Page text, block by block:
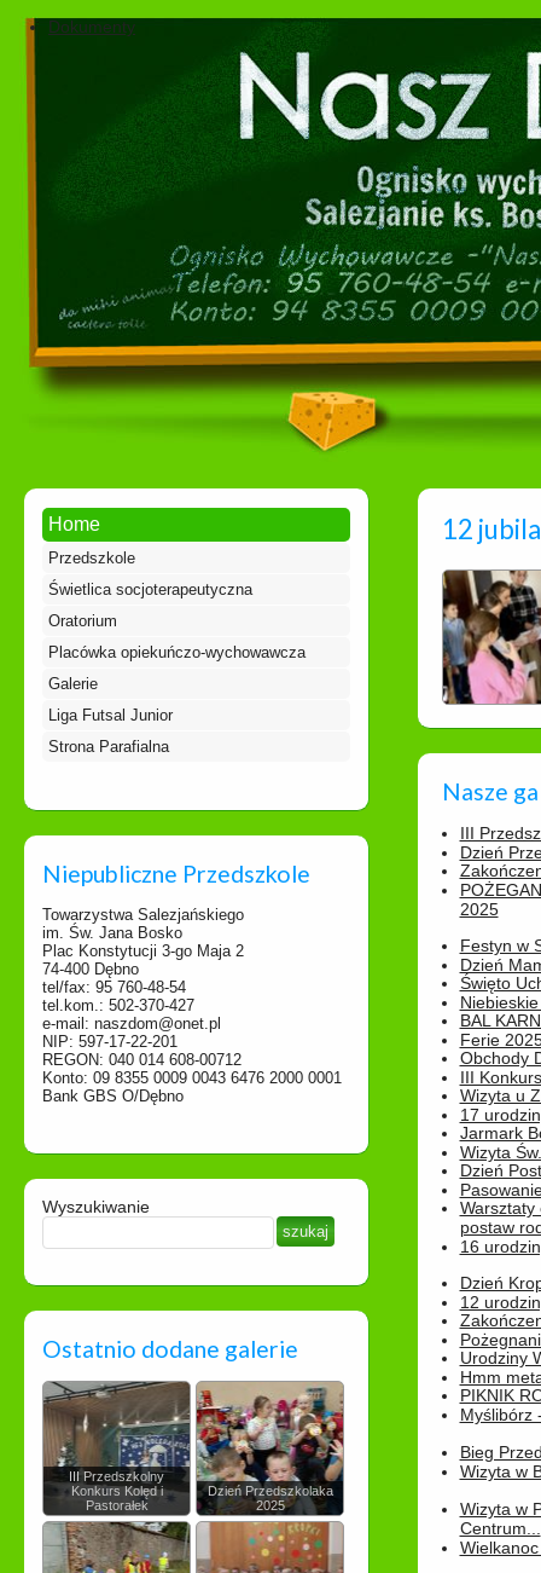
Dokumenty
Home
Przedszkole
Świetlica socjoterapeutyczna
Oratorium
Placówka opiekuńczo-wychowawcza
Galerie
Liga Futsal Junior
Strona Parafialna
Niepubliczne Przedszkole
Towarzystwa Salezjańskiego
im. Św. Jana Bosko
Plac Konstytucji 3-go Maja 2
74-400 Dębno
tel/fax: 95 760-48-54
tel.kom.: 502-370-427
e-mail: naszdom@onet.pl
NIP: 597-17-22-201
REGON: 040 014 608-00712
Konto: 09 8355 0009 0043 6476 2000 0001
Bank GBS O/Dębno
Wyszukiwanie
Ostatnio dodane galerie
III Przedszkolny
Konkurs Kolęd i
Pastorałek
Dzień Przedszkolaka
2025
12
Nasze
III
Dzień
2025
Festyn w
Dzień
Święto
BAL
Ferie
Obchody
III
Wizyta u
17
Jarmark
Wizyta
Dzień
Warsztaty
postaw
16
Dzień
12
Urodziny
Hmm
PIKNIK
Myślibórz
Bieg
Wizyta w
Wizyta w
Centrum...